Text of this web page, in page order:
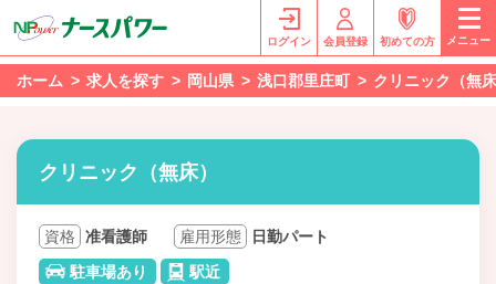
ログイン 会員登録 初めての方 メニュー
ホーム 求人を探す 岡山県 浅口郡里庄町 クリニック（無
クリニック（無床）
資格 准看護師 雇用形態
日勤パート
駐車場あり
駅近